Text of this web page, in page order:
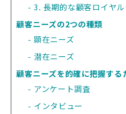
3. 長期的な顧客ロイヤ
顧客ニーズの2つの種類
顕在ニーズ
潜在ニーズ
顧客ニーズを的確に把握する
アンケート調査
インタビュー